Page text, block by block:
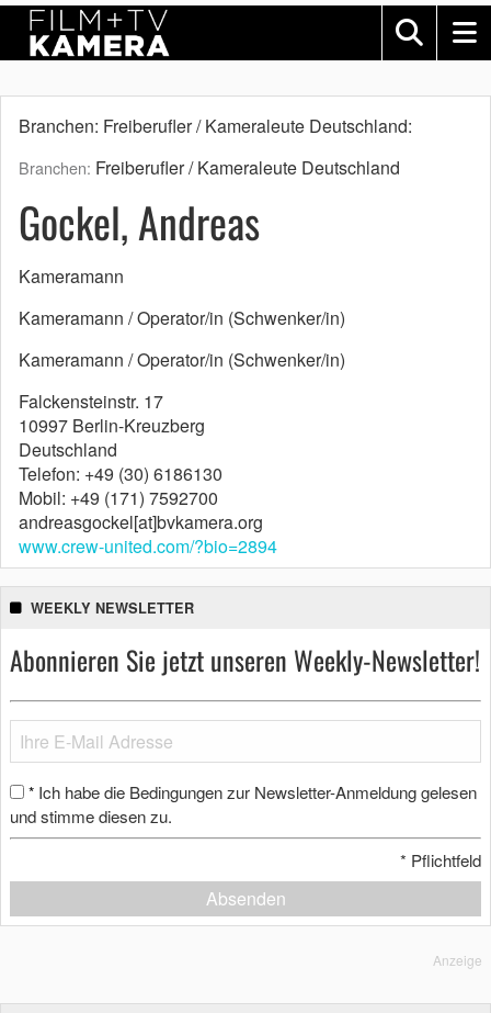
Branchen: Freiberufler / Kameraleute Deutschland:
Branchen: Freiberufler / Kameraleute Deutschland
Gockel, Andreas
Kameramann
Kameramann / Operator/in (Schwenker/in)
Kameramann / Operator/in (Schwenker/in)
Falckensteinstr. 17
10997 Berlin-Kreuzberg
Deutschland
Telefon: +49 (30) 6186130
Mobil: +49 (171) 7592700
andreasgockel[at]bvkamera.org
www.crew-united.com/?bio=2894
WEEKLY NEWSLETTER
Abonnieren Sie jetzt unseren Weekly-Newsletter!
* Ich habe die Bedingungen zur Newsletter-Anmeldung gelesen
und stimme diesen zu.
* Pflichtfeld
Absenden
Anzeige